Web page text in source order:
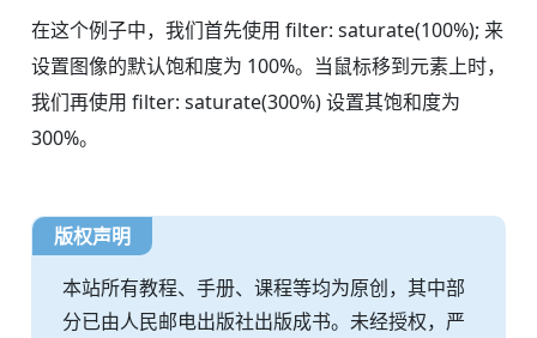
在这个例子中，我们首先使用 filter: saturate(100%); 来
设置图像的默认饱和度为 100%。当鼠标移到元素上时，
我们再使用 filter: saturate(300%) 设置其饱和度为
300%。
版权声明
本站所有教程、手册、课程等均为原创，其中部
分已由人民邮电出版社出版成书。未经授权，严